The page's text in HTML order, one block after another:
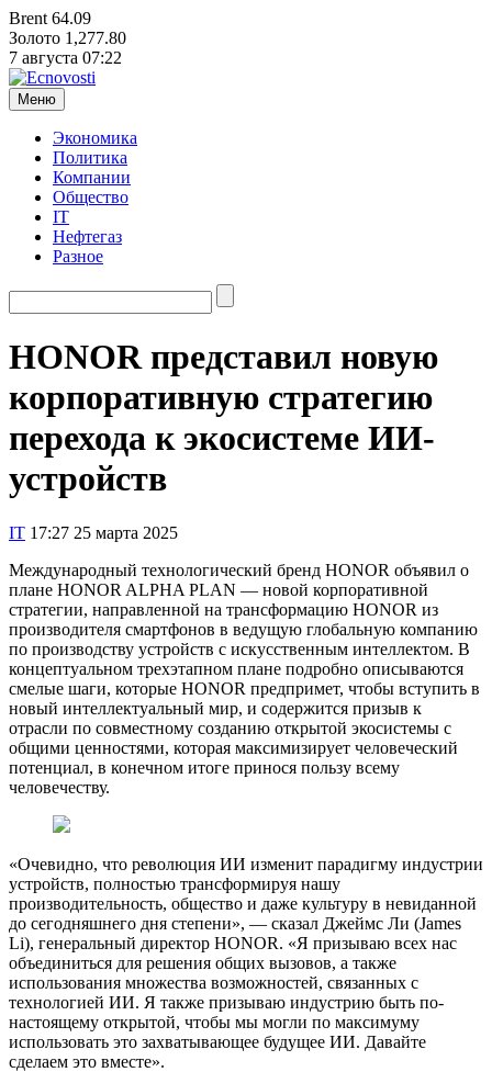
Brent 64.09
Золото 1,277.80
7 августа 07:22
Меню
Экономика
Политика
Компании
Общество
IT
Нефтегаз
Разное
HONOR представил новую
корпоративную стратегию
перехода к экосистеме ИИ-
устройств
IT 17:27 25 марта 2025
Международный технологический бренд HONOR объявил о
плане HONOR ALPHA PLAN — новой корпоративной
стратегии, направленной на трансформацию HONOR из
производителя смартфонов в ведущую глобальную компанию
по производству устройств с искусственным интеллектом. В
концептуальном трехэтапном плане подробно описываются
смелые шаги, которые HONOR предпримет, чтобы вступить в
новый интеллектуальный мир, и содержится призыв к
отрасли по совместному созданию открытой экосистемы с
общими ценностями, которая максимизирует человеческий
потенциал, в конечном итоге принося пользу всему
человечеству.
«Очевидно, что революция ИИ изменит парадигму индустрии
устройств, полностью трансформируя нашу
производительность, общество и даже культуру в невиданной
до сегодняшнего дня степени», — сказал Джеймс Ли (James
Li), генеральный директор HONOR. «Я призываю всех нас
объединиться для решения общих вызовов, а также
использования множества возможностей, связанных с
технологией ИИ. Я также призываю индустрию быть по-
настоящему открытой, чтобы мы могли по максимуму
использовать это захватывающее будущее ИИ. Давайте
сделаем это вместе».